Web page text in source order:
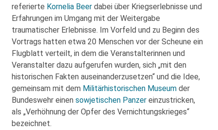
referierte Kornelia Beer dabei über Kriegserlebnisse und
Erfahrungen im Umgang mit der Weitergabe
traumatischer Erlebnisse. Im Vorfeld und zu Beginn des
Vortrags hatten etwa 20 Menschen vor der Scheune ein
Flugblatt verteilt, in dem die Veranstalterinnen und
Veranstalter dazu aufgerufen wurden, sich „mit den
historischen Fakten auseinanderzusetzen“ und die Idee,
gemeinsam mit dem Militärhistorischen Museum der
Bundeswehr einen sowjetischen Panzer einzustricken,
als „Verhöhnung der Opfer des Vernichtungskrieges“
bezeichnet.